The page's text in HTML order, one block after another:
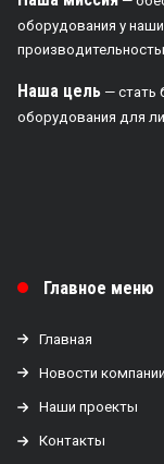
оборудования у
Наша цель — стать
оборудования для
Главное меню
Главная
Новости компании
Наши проекты
Контакты